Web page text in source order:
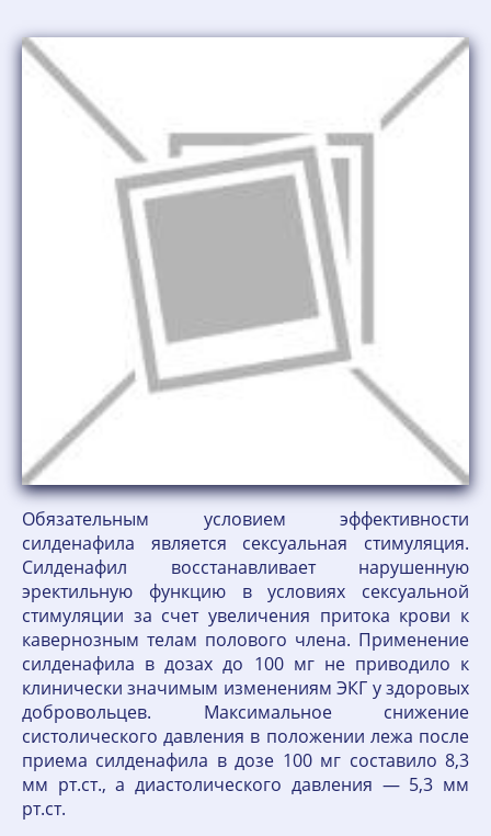
Обязательным условием эффективности
силденафила является сексуальная стимуляция.
Силденафил восстанавливает нарушенную
эректильную функцию в условиях сексуальной
стимуляции за счет увеличения притока крови к
кавернозным телам полового члена. Применение
силденафила в дозах до 100 мг не приводило к
клинически значимым изменениям ЭКГ у здоровых
добровольцев. Максимальное снижение
систолического давления в положении лежа после
приема силденафила в дозе 100 мг составило 8,3
мм рт.ст., а диастолического давления — 5,3 мм
рт.ст.